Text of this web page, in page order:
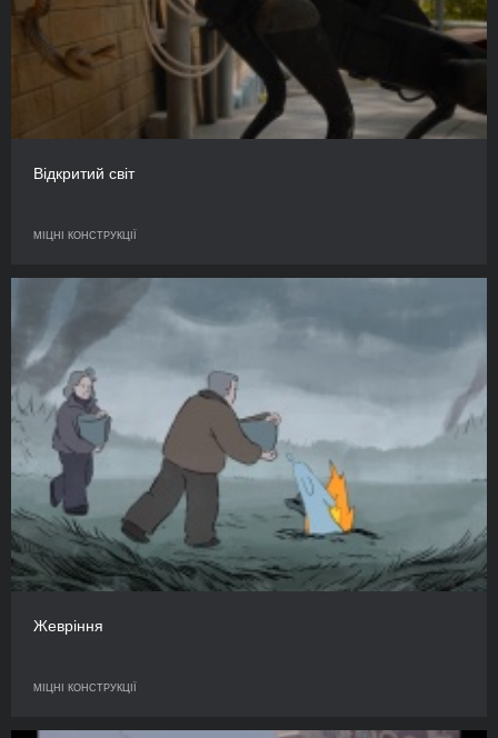
Відкритий світ
МІЦНІ КОНСТРУКЦІЇ
Жевріння
МІЦНІ КОНСТРУКЦІЇ